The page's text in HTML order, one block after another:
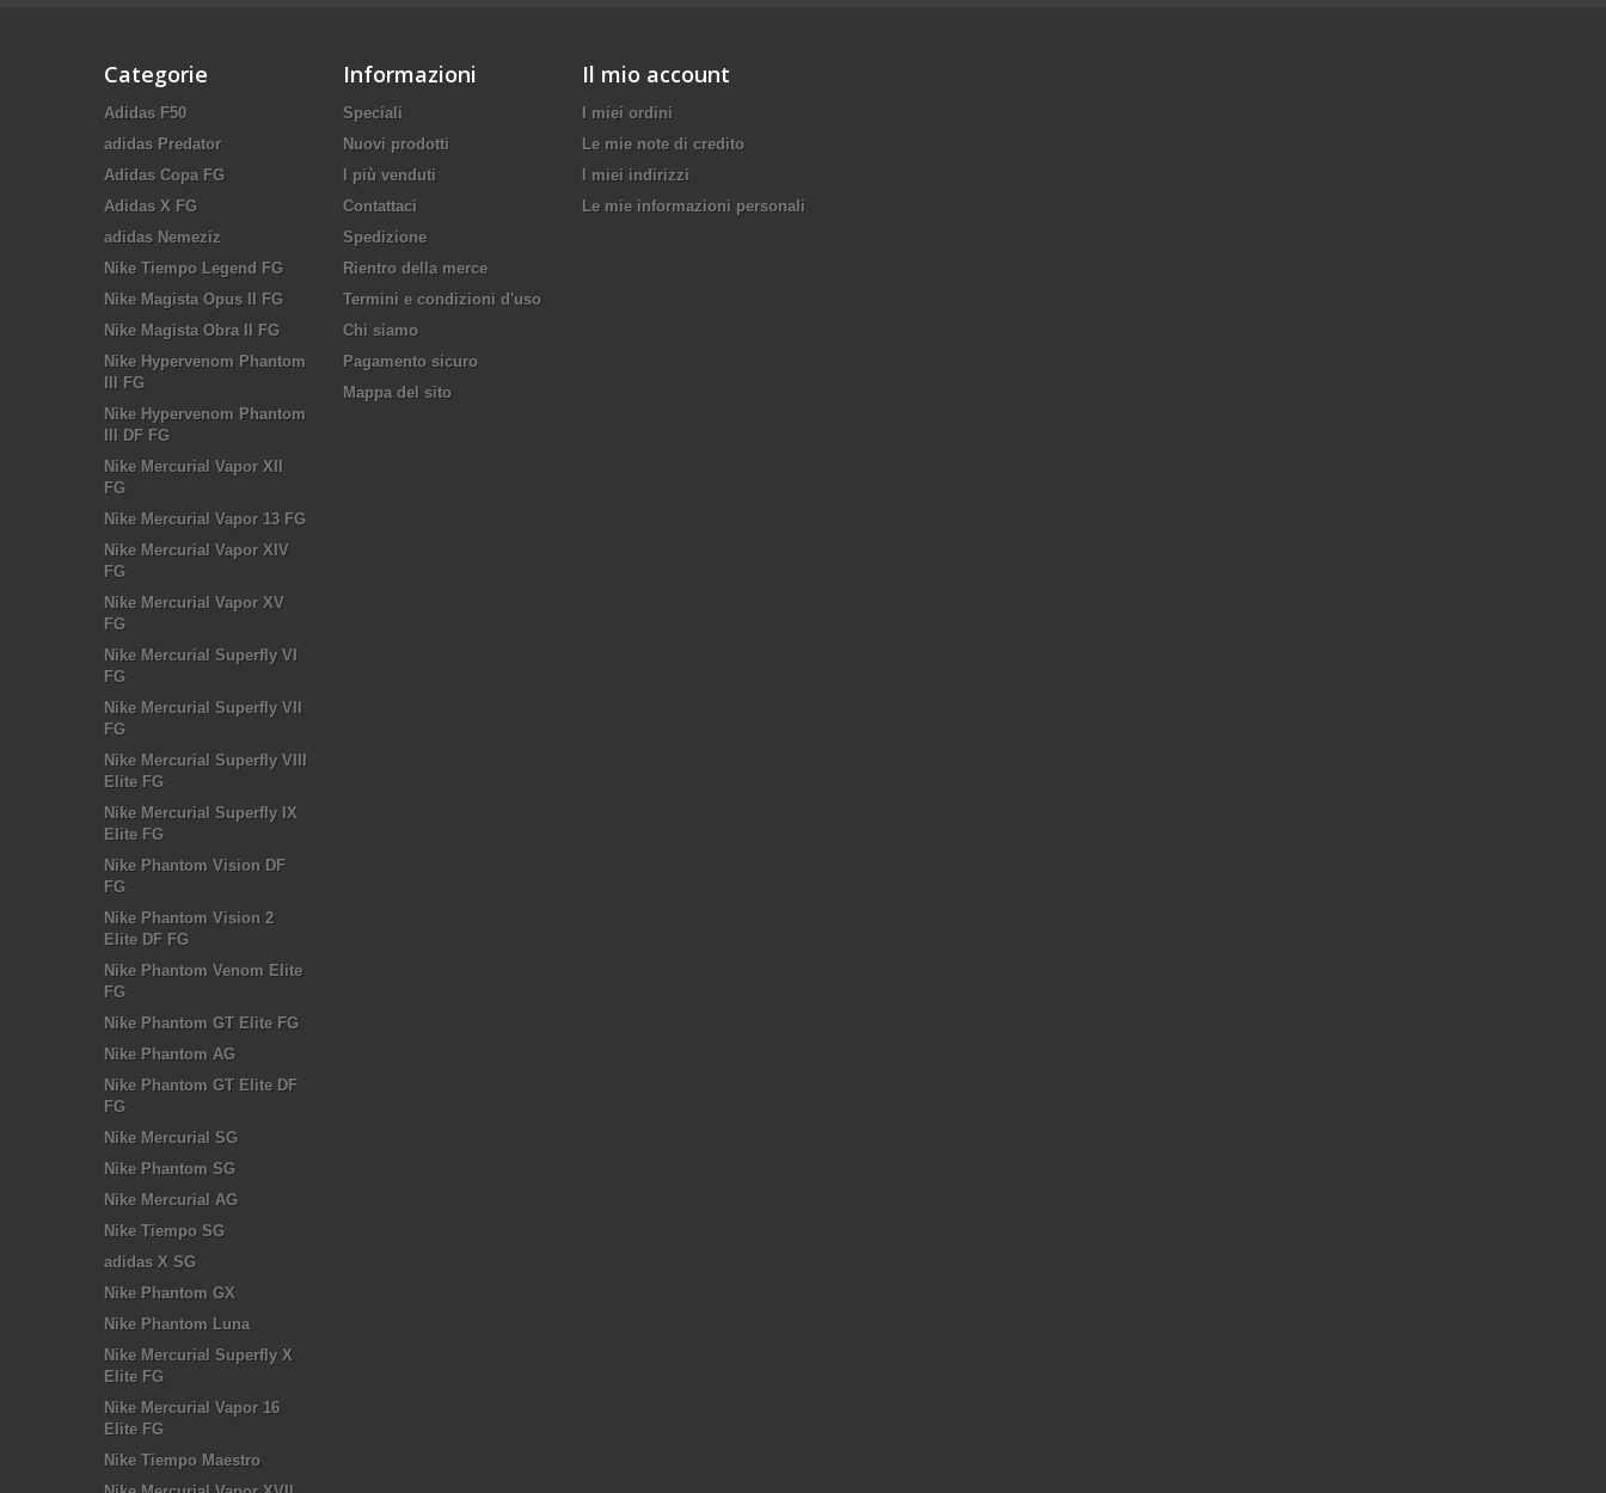
Categorie
Adidas F50
adidas Predator
Adidas Copa FG
Adidas X FG
adidas Nemeziz
Nike Tiempo Legend FG
Nike Magista Opus II FG
Nike Magista Obra II FG
Nike Hypervenom Phantom
III FG
Nike Hypervenom Phantom
III DF FG
Nike Mercurial Vapor XII
FG
Nike Mercurial Vapor 13 FG
Nike Mercurial Vapor XIV
FG
Nike Mercurial Vapor XV
FG
Nike Mercurial Superfly VI
FG
Nike Mercurial Superfly VII
FG
Nike Mercurial Superfly VIII
Elite FG
Nike Mercurial Superfly IX
Elite FG
Nike Phantom Vision DF
FG
Nike Phantom Vision 2
Elite DF FG
Nike Phantom Venom Elite
FG
Nike Phantom GT Elite FG
Nike Phantom AG
Nike Phantom GT Elite DF
FG
Nike Mercurial SG
Nike Phantom SG
Nike Mercurial AG
Nike Tiempo SG
adidas X SG
Nike Phantom GX
Nike Phantom Luna
Nike Mercurial Superfly X
Elite FG
Nike Mercurial Vapor 16
Elite FG
Nike Tiempo Maestro
Informazioni
Speciali
Nuovi prodotti
I più venduti
Contattaci
Spedizione
Rientro della merce
Termini e condizioni d'uso
Chi siamo
Pagamento sicuro
Mappa del sito
Il mio account
I miei ordini
Le mie note di credito
I miei indirizzi
Le mie informazioni personali